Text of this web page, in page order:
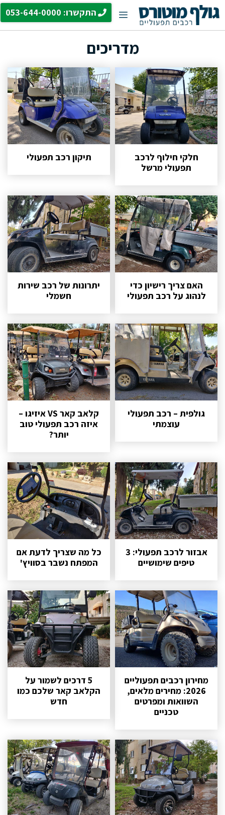
לדלג
תפריט התקשרו: 053-644-0000
מדריכים
חלקי חילוף לרכב
תפעולי מרשל
תיקון רכב תפעולי
האם צריך רישיון כדי
לנהוג על רכב תפעולי
יתרונות של רכב שירות
חשמלי
גולפית – רכב תפעולי
עוצמתי
קלאב קאר VS איזיגו –
איזה רכב תפעולי טוב
יותר?
אבזור לרכב תפעולי: 3
טיפים שימושיים
כל מה שצריך לדעת אם
המפתח נשבר בסוויץ'
מחירון רכבים תפעוליים
2026: מחירים מלאים,
השוואות ומפרטים
טכניים
5 דרכים לשמור על
הקלאב קאר שלכם כמו
חדש